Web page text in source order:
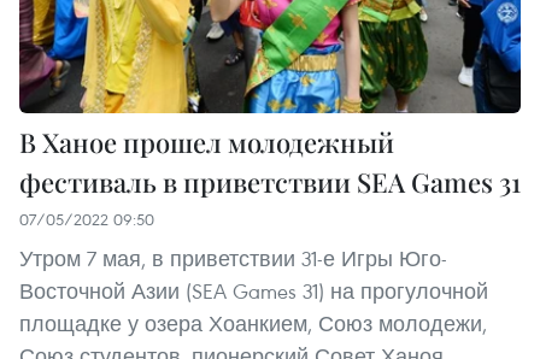
В Ханое прошел молодежный
фестиваль в приветствии SEA Games 31
07/05/2022 09:50
Утром 7 мая, в приветствии 31-е Игры Юго-
Восточной Азии (SEA Games 31) на прогулочной
площадке у озера Хоанкием, Союз молодежи,